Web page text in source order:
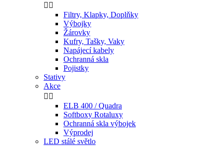
 
Filtry, Klapky, Doplňky
Výbojky
Žárovky
Kufry, Tašky, Vaky
Napájecí kabely
Ochranná skla
Pojistky
Stativy
Akce
 
ELB 400 / Quadra
Softboxy Rotaluxy
Ochranná skla výbojek
Výprodej
LED stálé světlo